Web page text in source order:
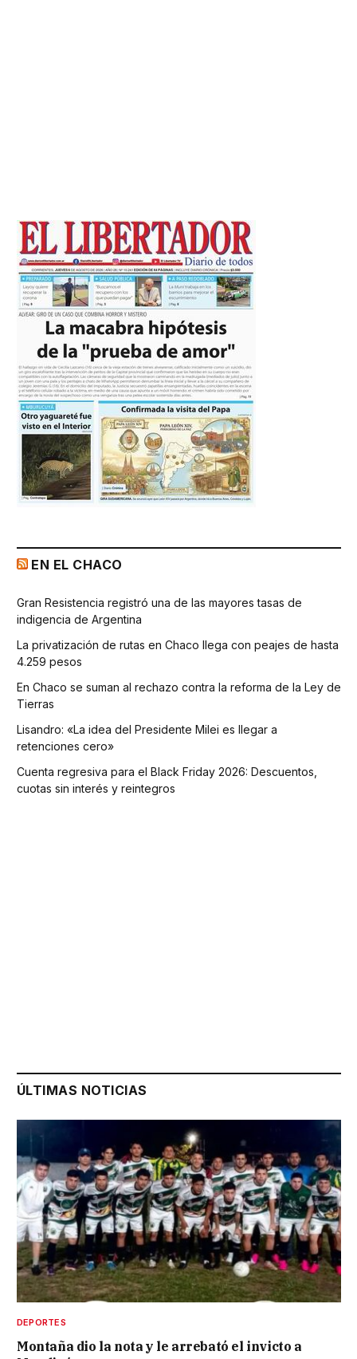
EN EL CHACO
Gran Resistencia registró una de las mayores tasas de
indigencia de Argentina
La privatización de rutas en Chaco llega con peajes de hasta
4.259 pesos
En Chaco se suman al rechazo contra la reforma de la Ley de
Tierras
Lisandro: «La idea del Presidente Milei es llegar a
retenciones cero»
Cuenta regresiva para el Black Friday 2026: Descuentos,
cuotas sin interés y reintegros
ÚLTIMAS NOTICIAS
DEPORTES
Montaña dio la nota y le arrebató el invicto a